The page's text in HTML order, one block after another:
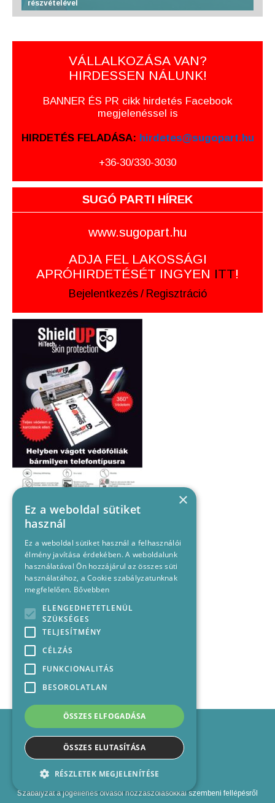
részvételével
VÁLLALKOZÁSA VAN?
HIRDESSEN NÁLUNK!
BANNER ÉS PR cikk hirdetés Facebook
megjelenéssel is
HIRDETÉS FELADÁSA: hirdetes@sugopart.hu
+36-30/330-3030
SUGÓ PARTI HÍREK
www.sugopart.hu
ADJA FEL LAKOSSÁGI
APRÓHIRDETÉSÉT INGYEN ITT!
Bejelentkezés / Regisztráció
Impresszum
Médiajánlat
Felhasználási feltételek
Kapcsolat
Szabályzat a jogellenes olvasói hozzászólásokkal szembeni fellépésről
×
Ez a weboldal sütiket
használ
Ez a weboldal sütiket használ a felhasználói
élmény javítása érdekében. A weboldalunk
használatával Ön hozzájárul az összes süti
használatához, a Cookie szabályzatunknak
megfelelően. Bővebben
ELENGEDHETETLENÜL
SZÜKSÉGES
TELJESÍTMÉNY
CÉLZÁS
FUNKCIONALITÁS
BESOROLATLAN
ÖSSZES ELFOGADÁSA
ÖSSZES ELUTASÍTÁSA
RÉSZLETEK MEGJELENÍTÉSE